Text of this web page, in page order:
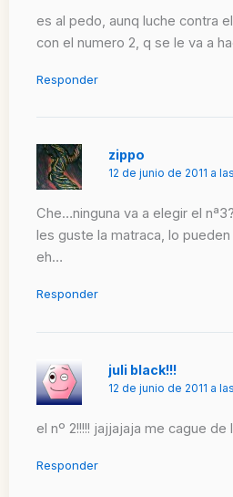
es al pedo, aunq luche contra
con el numero 2, q se le va a
Responder
zippo
12 de junio de 2011 a
Che…ninguna va a elegir el
les guste la matraca, lo
eh…
Responder
juli black!!!
12 de junio de 2011 a
el nº 2!!!!! jajjajaja me cague de
Responder